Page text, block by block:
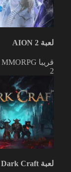
لعبة AION 2
قريبا MMORPG
2
لعبة Dark Craft